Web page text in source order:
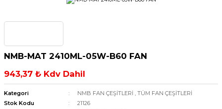
FANLAR
NMB-MAT 2410ML-05W-B60 FAN
943,37 ₺ Kdv Dahil
Kategori NMB FAN ÇEŞİTLERİ , TÜM FAN ÇEŞİTLERİ
Stok Kodu
21126